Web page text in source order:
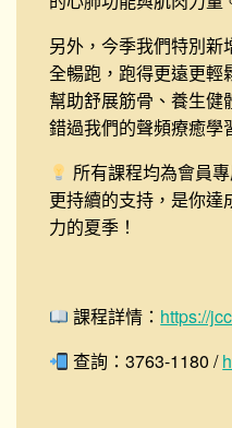
另外，今季我們特別
全暢跑，跑得更遠更輕
幫助舒展筋骨、養生
錯過我們的聲頻療癒學
所有課程均為會員
更持續的支持，是你
力的夏季！
課程詳情： https://
查詢：3763-1180 /